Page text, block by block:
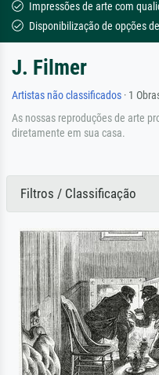
Impressões de arte com
Disponibilização de opções
J. Filmer
Artistas não classificados · 1
As nossas reproduções de arte
diretamente em sua casa.
Filtros / Classificação